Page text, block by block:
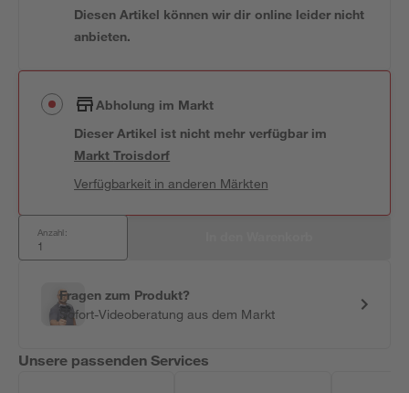
Diesen Artikel können wir dir online leider nicht
anbieten.
Abholung im Markt
Dieser Artikel ist nicht mehr verfügbar im
MarktTroisdorf
Verfügbarkeit in anderen Märkten
Anzahl:
Fragen zum Produkt?
Sofort-Videoberatung aus dem Markt
Unsere passenden Services